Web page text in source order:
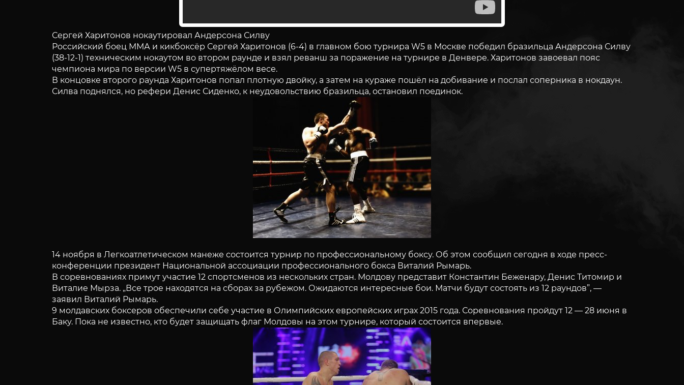
Сергей Харитонов нокаутировал Андерсона Силву
Российский боец ММА и кикбоксёр Сергей Харитонов (6-4) в главном бою турнира W5 в Москве победил бразильца Андерсона Силву
(38-12-1) техническим нокаутом во втором раунде и взял реванш за поражение на турнире в Денвере. Харитонов завоевал пояс
чемпиона мира по версии W5 в супертяжёлом весе.
В концовке второго раунда Харитонов попал плотную двойку, а затем на кураже пошёл на добивание и послал соперника в нокдаун.
Силва поднялся, но рефери Денис Сиденко, к неудовольствию бразильца, остановил поединок.
14 ноября в Легкоатлетическом манеже состоится турнир по профессиональному боксу. Об этом сообщил сегодня в ходе пресс-
конференции президент Национальной ассоциации профессионального бокса Виталий Рымарь.
В соревнованиях примут участие 12 спортсменов из нескольких стран. Молдову представит Константин Беженару, Денис Титомир и
Виталие Мырза. „Все трое находятся на сборах за рубежом. Ожидаются интересные бои. Матчи будут состоять из 12 раундов”, —
заявил Виталий Рымарь.
9 молдавских боксеров обеспечили себе участие в Олимпийских европейских играх 2015 года. Соревнования пройдут 12 — 28 июня в
Баку. Пока не известно, кто будет защищать флаг Молдовы на этом турнире, который состоится впервые.